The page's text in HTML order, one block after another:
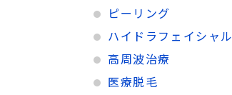
ピーリング
ハイドラフェイシャル
高周波治療
医療脱毛